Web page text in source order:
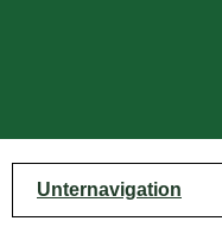
Unternavigation